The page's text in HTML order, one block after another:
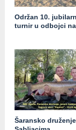
Održan 10.
turnir u odbojci
Šaransko